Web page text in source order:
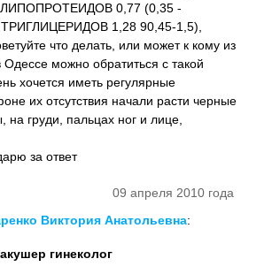
ЛИПОПРОТЕИДОВ 0,77 (0,35 -
1,28 90,45-1,5),
что делать, или может к кому из
Одессе можно обратиться с такой
хочется иметь регулярные
их отсутствия начали расти черные
на груди, пальцах ног и лице,
за ответ
09 апреля 2010 года
Виктория Анатольевна:
гинеколог